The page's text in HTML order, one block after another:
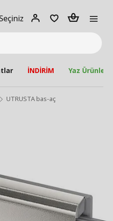
Giriş
Adet
İNDİRİM Yaz Ürünleri
UTRUSTA bas-aç